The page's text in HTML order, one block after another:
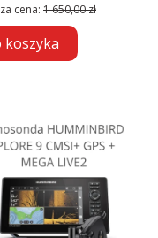
cena: 1 650,00 zł
koszyka